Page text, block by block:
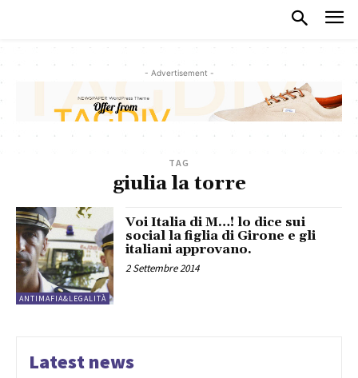
- Advertisement -
TAG
giulia la torre
ANTIMAFIA&LEGALITÀ
Voi Italia di M…! lo dice sui
social la figlia di Girone e gli
italiani approvano.
2 Settembre 2014
Latest news